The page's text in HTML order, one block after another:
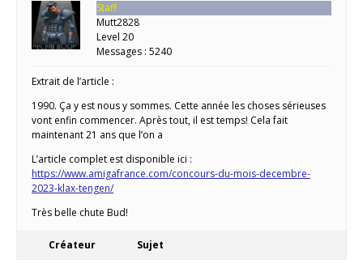
Staff
Mutt2828
Level 20
Messages : 5240
Extrait de l’article :
1990. Ça y est nous y sommes. Cette année les choses sérieuses
vont enfin commencer. Après tout, il est temps! Cela fait
maintenant 21 ans que l’on a
L’article complet est disponible ici :
https://www.amigafrance.com/concours-du-mois-decembre-
2023-klax-tengen/
Très belle chute Bud!
Créateur Sujet